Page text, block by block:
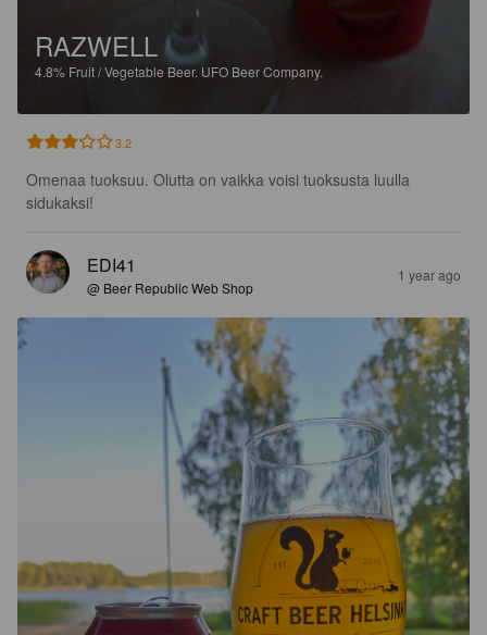
RAZWELL
4.8% Fruit / Vegetable Beer. UFO Beer Company.
3.2
Omenaa tuoksuu. Olutta on vaikka voisi tuoksusta luulla
sidukaksi!
EDI41
@ Beer Republic Web Shop
1 year ago